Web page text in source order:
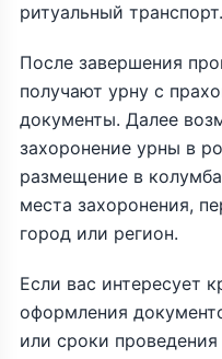
ритуальный транспорт.
После завершения
получают урну с
документы. Далее
захоронение урны в
размещение в
места захоронения,
город или регион.
Если вас интересует
оформления
или сроки